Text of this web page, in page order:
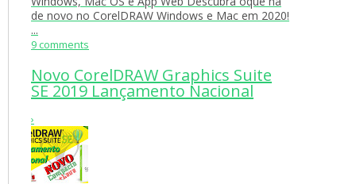
de novo no CorelDRAW Windows e Mac em 2020!
...
9 comments
Novo CorelDRAW Graphics Suite
SE 2019 Lançamento Nacional
›